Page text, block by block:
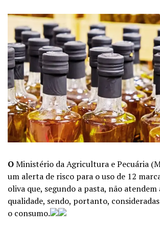
OMinistério da Agricultura e Pecuária
um alerta de risco para o uso de 12
oliva que, segundo a pasta, não atendem
qualidade, sendo, portanto,
o consumo.